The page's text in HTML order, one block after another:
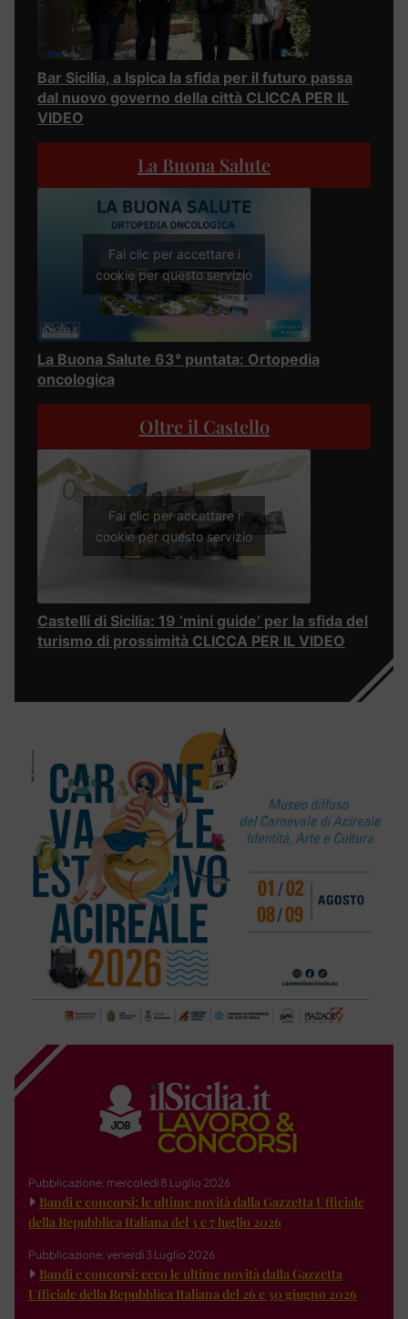
Bar Sicilia, a Ispica la sfida per il futuro passa
dal nuovo governo della città CLICCA PER IL
VIDEO
La Buona Salute
Fai clic per accettare i
cookie per questo servizio
La Buona Salute 63° puntata: Ortopedia
oncologica
Oltre il Castello
Fai clic per accettare i
cookie per questo servizio
Castelli di Sicilia: 19 ‘mini guide’ per la sfida del
turismo di prossimità CLICCA PER IL VIDEO
Pubblicazione: mercoledì 8 Luglio 2026
Bandi e concorsi: le ultime novità dalla Gazzetta Ufficiale
della Repubblica Italiana del 3 e 7 luglio 2026
Pubblicazione: venerdì 3 Luglio 2026
Bandi e concorsi: ecco le ultime novità dalla Gazzetta
Ufficiale della Repubblica Italiana del 26 e 30 giugno 2026